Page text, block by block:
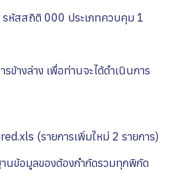
หัสสถิติ 000 ประเภทควบคุม 1
ข้างล่าง เพื่อท่านจะได้ดำเนินการ
(รายการเพิ่มใหม่ 2 รายการ)
นข้อมูลของต้องกำกัดรวมทุกพิกัด